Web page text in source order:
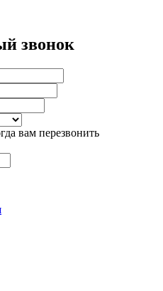
звонок
вам перезвонить